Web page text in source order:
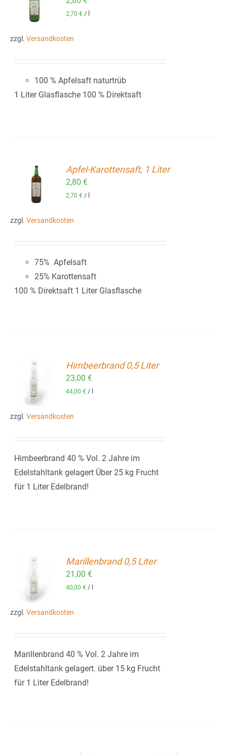
2,70€ /
zzgl. Versandkosten
100 % Apfelsaft naturtrüb
1 Liter Glasflasche 100 % Direktsaft
Apfel-Karottensaft, 1 Liter
2,80€
2,70€ /
zzgl. Versandkosten
75% Apfelsaft
25% Karottensaft
100 % Direktsaft 1 Liter Glasflasche
Himbeerbrand 0,5 Liter
23,00€
44,00€ /
zzgl. Versandkosten
Himbeerbrand 40 % Vol. 2 Jahre im
Edelstahltank gelagert Über 25 kg Frucht
für 1 Liter Edelbrand!
Marillenbrand 0,5 Liter
21,00€
40,00€ /
zzgl. Versandkosten
Marillenbrand 40 % Vol. 2 Jahre im
Edelstahltank gelagert. über 15 kg Frucht
für 1 Liter Edelbrand!